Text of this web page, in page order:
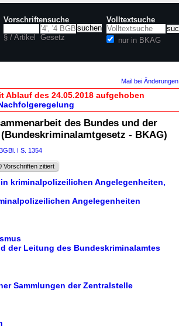
Vorschriftensuche
§ / Artikel Gesetz
Volltextsuche
nur in BKAG
Mail bei Änderungen
des 24.05.2018 aufgehoben
des Bundes und der
- BKAG)
I S. 1354
Vorschriften zitiert
kriminalpolizeilichen Angelegenheiten,
Angelegenheiten
der Leitung des Bundeskriminalamtes
Sammlungen der Zentralstelle